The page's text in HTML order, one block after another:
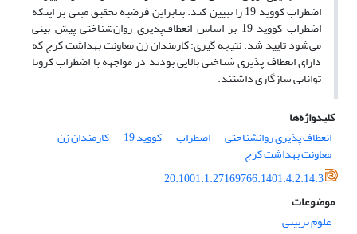
اضطراب کووید 19 را تبیین کند. بنابراین فرضیه تحقیق مبنی بر اینکه
اضطراب کووید 19 بر اساس انعطاف‌پذیری روان‌شناختی پیش بینی
می‌شود تایید شد. نتیجه گیری: کارمندان زن معاونت بهداشت کرج که
دارای انعطاف پذیری شناختی بالایی بودند در مواجهه با اضطراب کرونا
توانایی سازگاری داشتند.
کلیدواژه‌ها
انعطاف پذیری روانشناختی
اضطراب کووید 19 کارمندان زن
معاونت بهداشت کرج
20.1001.1.27169766.1401.4.2.14.3
موضوعات
علوم تربیتی